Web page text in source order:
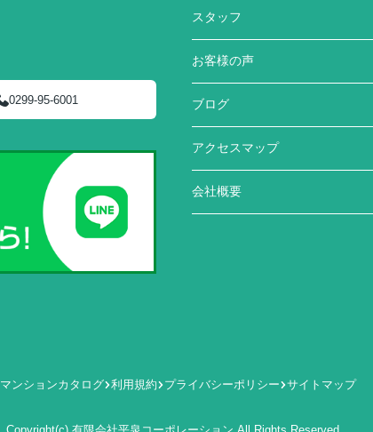
0299-95-6001
スタッフ
お客様の声
ブログ
アクセスマップ
会社概要
マンションカタログ 利用規約 プライバシーポリシー サイトマップ